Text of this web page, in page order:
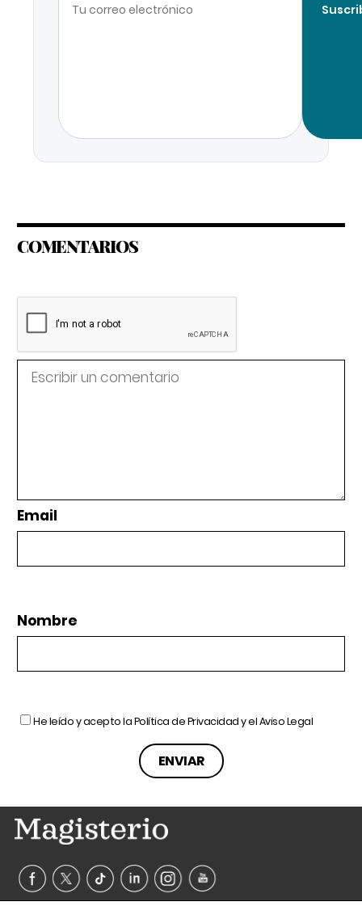
COMENTARIOS
Email
Nombre
He leído y acepto laPolítica de Privacidady elAviso Legal